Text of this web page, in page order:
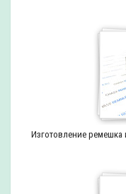
Изготовление ремешка